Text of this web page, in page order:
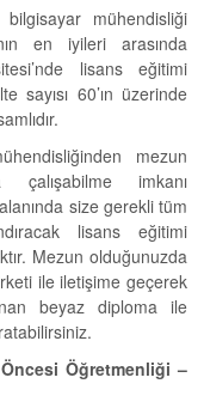
mühendisliği
en iyileri arasında
lisans eğitimi
sayısı 60’ın üzerinde
mezun
çalışabilme imkanı
size gerekli tüm
lisans eğitimi
Mezun olduğunuzda
ile iletişime geçerek
beyaz diploma ile
Öğretmenliği –